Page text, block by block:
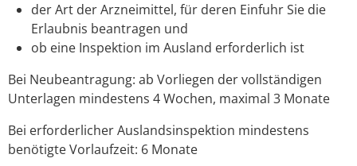
der Art der Arzneimittel, für deren Einfuhr Sie die
Erlaubnis beantragen und
ob eine Inspektion im Ausland erforderlich ist
Bei Neubeantragung: ab Vorliegen der vollständigen
Unterlagen mindestens 4 Wochen, maximal 3 Monate
Bei erforderlicherAuslandsinspektion mindestens
benötigte Vorlaufzeit: 6 Monate